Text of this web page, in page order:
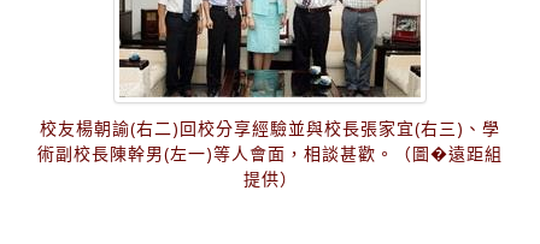
校友楊朝諭(右二)回校分享經驗並與校長張家宜(右三)、學
術副校長陳幹男(左一)等人會面，相談甚歡。（圖�遠距組
提供）